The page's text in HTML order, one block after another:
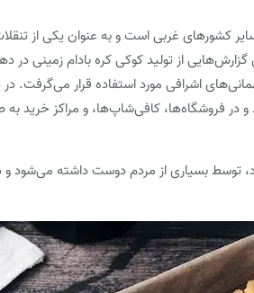
سایر کشورهای غربی است و به عنوان یکی از
اشرافی مورد استفاده قرار می‌گرفت.
در فروشگاه‌ها، کافی‌شاپ‌ها، و مراکز خرید
توسط بسیاری از مردم دوست داشته می‌شود و